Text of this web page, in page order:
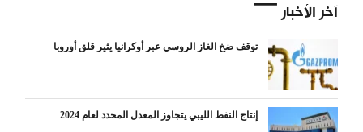
آخر الأخبار
توقف ضخ الغاز الروسي عبر أوكرانيا يثير قلق أوروبا
إنتاج النفط الليبي يتجاوز المعدل المحدد لعام 2024